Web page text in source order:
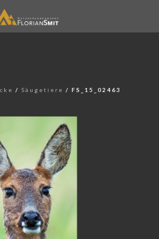
/Säugetiere / FS_15_02463